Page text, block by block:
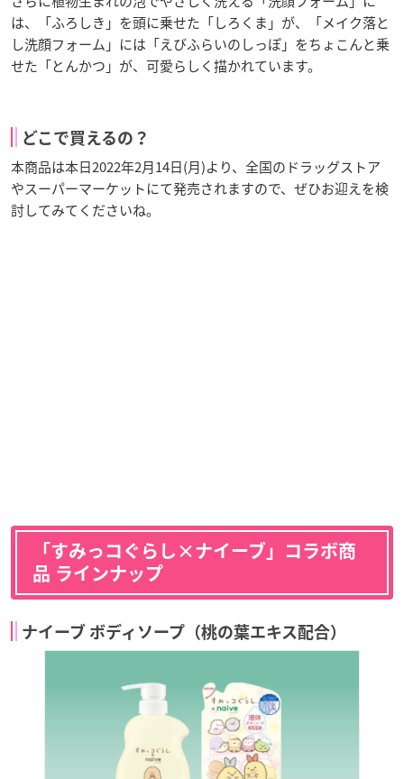
は、「ふろしき」を頭に乗せた「しろくま」が、「メイク落と
し洗顔フォーム」には「えびふらいのしっぽ」をちょこんと乗
せた「とんかつ」が、可愛らしく描かれています。
どこで買えるの？
本商品は本日2022年2月14日(月)より、全国のドラッグストア
やスーパーマーケットにて発売されますので、ぜひお迎えを検
討してみてくださいね。
「すみっコぐらし×ナイーブ」コラボ商
品 ラインナップ
ナイーブ ボディソープ（桃の葉エキス配合）